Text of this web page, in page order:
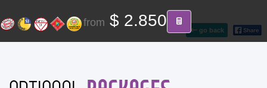
go back
from $ 2.850